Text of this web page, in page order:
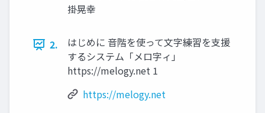
掛晃幸
2.
はじめに 音階を使って文字練習を支援
するシステム「メロ字ィ」
https://melogy.net 1
https://melogy.net